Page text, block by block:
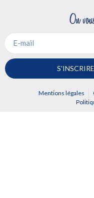
Mentions légales